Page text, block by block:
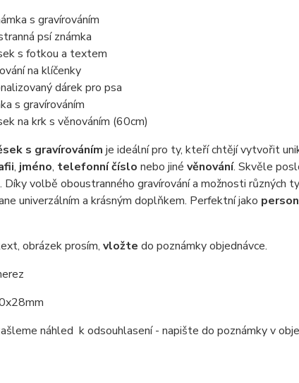
s gravírováním
psí známka
s fotkou a textem
na klíčenky
dárek pro psa
s gravírováním
na krk s věnováním (60cm)
s gravírováním je ideální pro ty, kteří chtějí vytvořit
, jméno, telefonní číslo nebo jiné věnování. Skvěle
. Díky volbě oboustranného gravírování a možnosti
univerzálním a krásným doplňkem. Perfektní jako
obrázek prosím, vložte do poznámky objednávce.
náhled k odsouhlasení - napište do poznámky v